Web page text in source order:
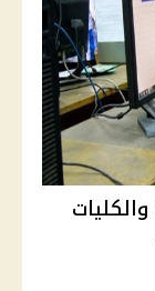
موعد تنسيق المرحلة الثانية 2026 والكليات